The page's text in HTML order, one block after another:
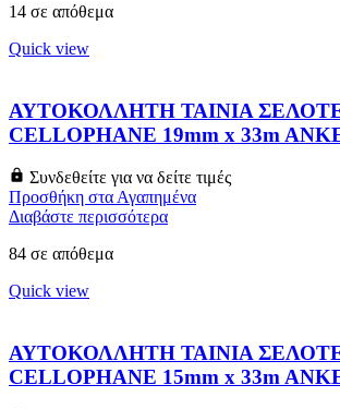
14 σε απόθεμα
Quick view
ΑΥΤΟΚΟΛΛΗΤΗ ΤΑΙΝΙΑ
CELLOPHANE 19mm x 33m
Συνδεθείτε για να δείτε τιμές
Προσθήκη στα Αγαπημένα
Διαβάστε περισσότερα
84 σε απόθεμα
Quick view
ΑΥΤΟΚΟΛΛΗΤΗ ΤΑΙΝΙΑ
CELLOPHANE 15mm x 33m